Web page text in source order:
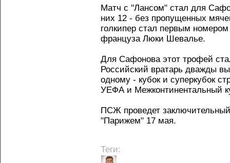
Матч с "Лансом" стал для
них 12 - без пропущенных
голкипер стал первым
француза Люки Шевалье.
Для Сафонова этот трофей
Российский вратарь дважды
одному - кубок и суперкубок
УЕФА и Межконтинентальный
ПСЖ проведет
"Парижем" 17 мая.
Теги: